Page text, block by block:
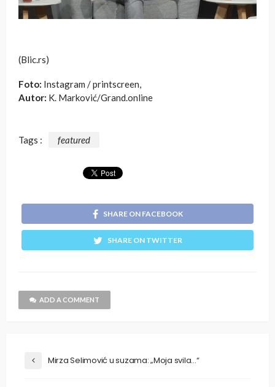
(Blic.rs)
Foto: Instagram / printscreen,
Autor: K. Marković/Grand.online
Tags : featured
SHARE ON FACEBOOK
SHARE ON TWITTER
ADD A COMMENT
Mirza Selimović u suzama: „Moja svila…“